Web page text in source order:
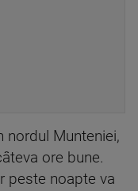
nordul Munteniei,
ore bune.
peste noapte va